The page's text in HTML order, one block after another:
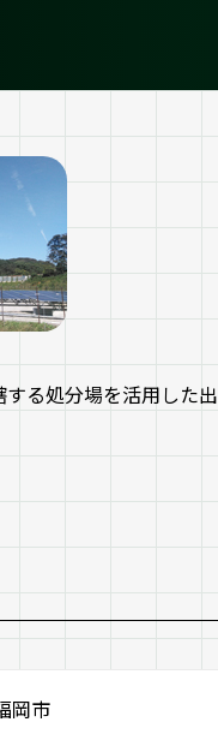
る処分場を活用した
岡市